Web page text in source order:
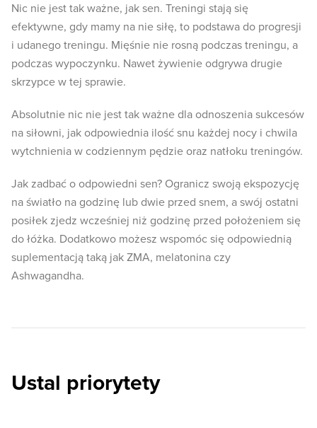
Nic nie jest tak ważne, jak sen. Treningi stają się
efektywne, gdy mamy na nie siłę, to podstawa do progresji
i udanego treningu. Mięśnie nie rosną podczas treningu, a
podczas wypoczynku. Nawet żywienie odgrywa drugie
skrzypce w tej sprawie.
Absolutnie nic nie jest tak ważne dla odnoszenia sukcesów
na siłowni, jak odpowiednia ilość snu każdej nocy i chwila
wytchnienia w codziennym pędzie oraz natłoku treningów.
Jak zadbać o odpowiedni sen? Ogranicz swoją ekspozycję
na światło na godzinę lub dwie przed snem, a swój ostatni
posiłek zjedz wcześniej niż godzinę przed położeniem się
do łóżka. Dodatkowo możesz wspomóc się odpowiednią
suplementacją taką jak ZMA, melatonina czy
Ashwagandha.
Ustal priorytety